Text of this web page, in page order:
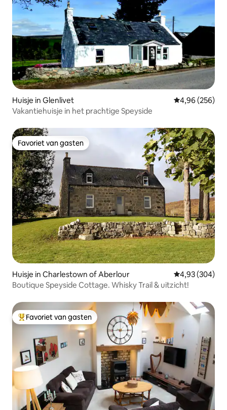
Huisje in Glenlivet Gemiddelde
4,96 (256)
Vakantiehuisje in het prachtige Speyside
Favoriet van gasten
Favoriet van gasten
Huisje in Charlestown of Aberlour Gemiddelde
4,93 (304)
Boutique Speyside Cottage. Whisky Trail & uitzicht!
Topfavoriet van gasten
Favoriet van gasten